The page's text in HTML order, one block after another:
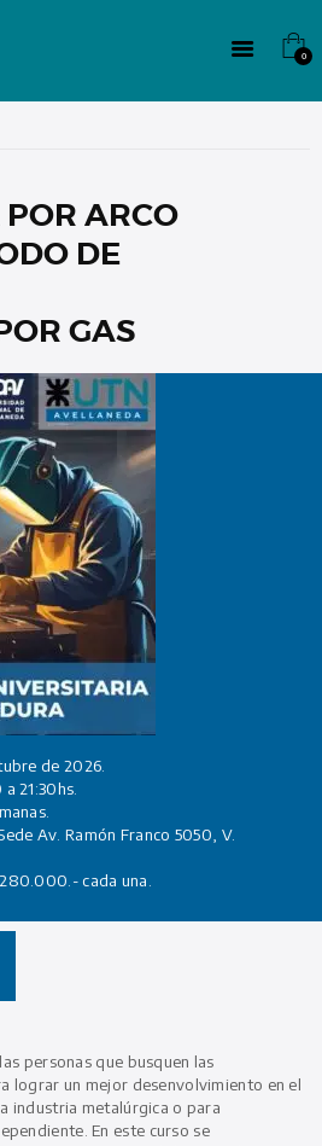
0
ARCO
DE
GAS
de 2026.
21:30hs.
Av. Ramón Franco 5050, V.
cada una.
personas que busquen las
lograr un mejor desenvolvimiento en el
industria metalúrgica o para
En este curso se